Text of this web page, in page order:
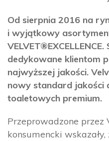
Od sierpnia 2016 na
i wyjątkowy
dedykowane klientom
najwyższej jakości.
nowy standard jakości
toaletowych premium.
Przeprowadzone przez
konsumencki